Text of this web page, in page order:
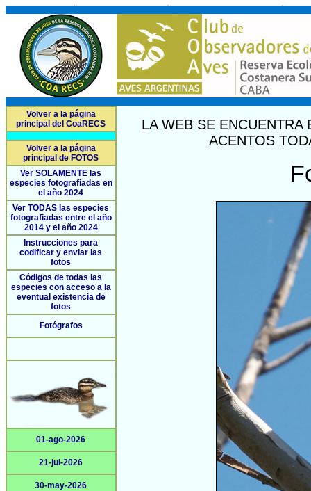
Volver a la página
principal del CoaRECS
Volver a la página
principal de FOTOS
Ver SOLAMENTE las
especies fotografiadas en
el año 2024
Ver TODAS las especies
fotografiadas entre el año
2014 y el año 2024
Instrucciones para
codificar y enviar las
fotos
Códigos de todas las
especies con acceso a la
eventual existencia de
fotos
Fotógrafos
01-ago-2026
21-jul-2026
30-may-2026
LA WEB SE
ACENTOS